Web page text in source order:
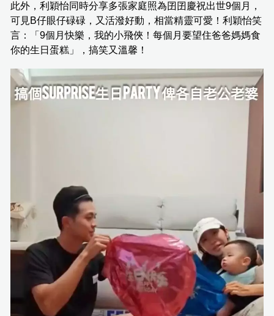
此外，利穎怡同時分享多張家庭照為囝囝慶祝出世9個月，
可見B仔眼仔碌碌，又活潑好動，相當精靈可愛！利穎怡笑
言：「9個月快樂，我的小飛俠！每個月要望住爸爸媽媽食
你的生日蛋糕」，搞笑又溫馨！